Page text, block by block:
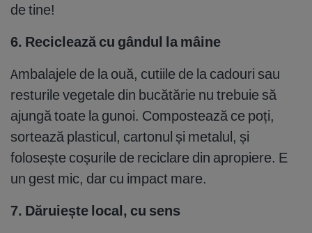
de tine!
6. Reciclează cu gândul la mâine
Ambalajele de la ouă, cutiile de la cadouri sau
resturile vegetale din bucătărie nu trebuie să
ajungă toate la gunoi. Compostează ce poți,
sortează plasticul, cartonul și metalul, și
folosește coșurile de reciclare din apropiere. E
un gest mic, dar cu impact mare.
7. Dăruiește local, cu sens